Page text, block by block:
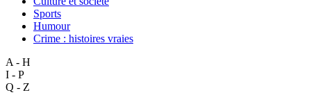
Sports
Humour
Crime : histoires vraies
A - H
I - P
Q - Z